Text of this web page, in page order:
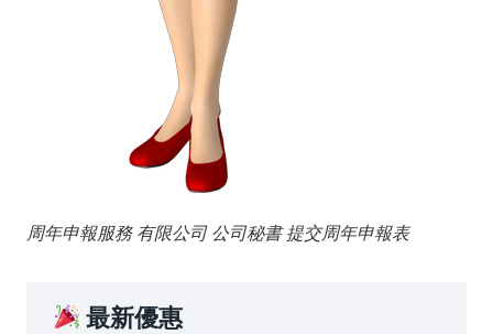
周年申報服務 有限公司 公司秘書 提交周年申報表
最新優惠